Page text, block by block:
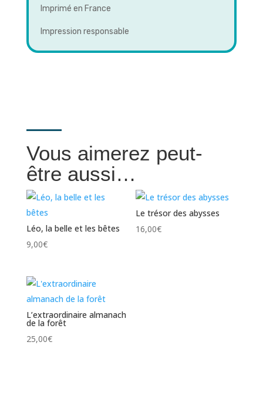
Imprimé en France
Impression responsable
Vous aimerez peut-
être aussi…
Léo, la belle et les bêtes
9,00€
Le trésor des abysses
16,00€
L’extraordinaire almanach
de la forêt
25,00€